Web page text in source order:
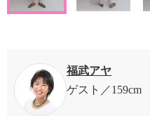
福武アヤ
ゲスト
159cm